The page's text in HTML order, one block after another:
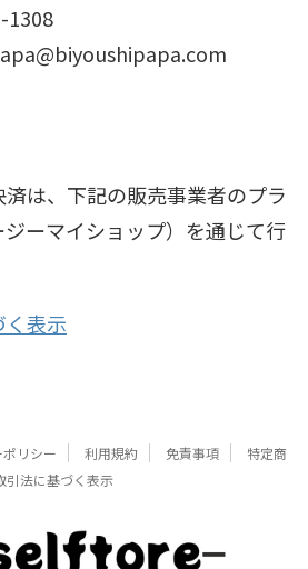
1308
は、下記の販売事業者のプラ
ーマイショップ）を通じて行
表示
リシー 利用規約 免責事項
特定商
引法に基づく表示